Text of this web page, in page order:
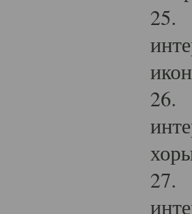
25.
26.
27.